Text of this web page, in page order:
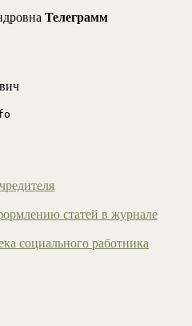
Телеграмм
статей в журнале
социального работника